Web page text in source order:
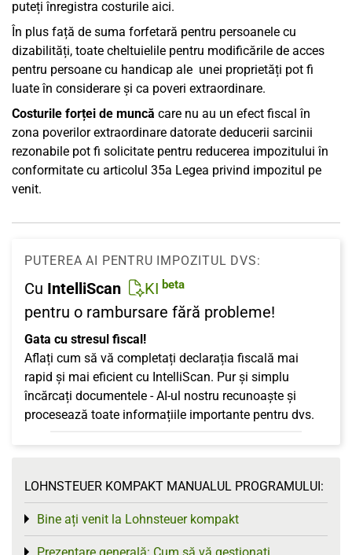
puteți înregistra costurile aici.
În plus față de suma forfetară pentru persoanele cu
dizabilități, toate cheltuielile pentru modificările de acces
pentru persoane cu handicap ale unei proprietăți pot fi
luate în considerare și ca poveri extraordinare.
Costurile forței de muncă care nu au un efect fiscal în
zona poverilor extraordinare datorate deducerii sarcinii
rezonabile pot fi solicitate pentru reducerea impozitului în
conformitate cu articolul 35a Legea privind impozitul pe
venit.
PUTEREA AI PENTRU IMPOZITUL DVS:
Cu IntelliScan KI beta
pentru o rambursare fără probleme!
Gata cu stresul fiscal!
Aflați cum să vă completați declarația fiscală mai
rapid și mai eficient cu IntelliScan. Pur și simplu
încărcați documentele - AI-ul nostru recunoaște și
procesează toate informațiile importante pentru dvs.
LOHNSTEUER KOMPAKT MANUALUL PROGRAMULUI:
Bine ați venit la Lohnsteuer kompakt
Toggle menu